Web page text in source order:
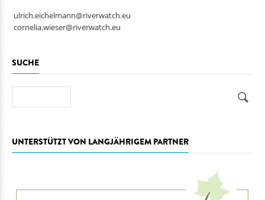
ulrich.eichelmann@riverwatch.eu
cornelia.wieser@riverwatch.eu
SUCHE
UNTERSTÜTZT VON LANGJÄHRIGEM PARTNER